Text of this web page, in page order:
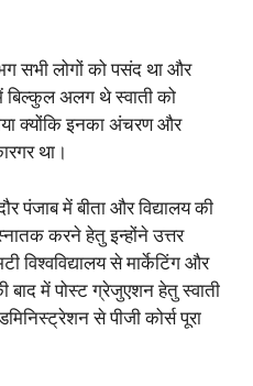
सभी लोगों को पसंद था और
अलग थे स्वाती को
क्योंकि इनका अंचरण और
था।
पंजाब में बीता और विद्यालय की
करने हेतु इन्होंने उत्तर
विश्वविद्यालय से मार्केटिंग और
बाद में पोस्ट ग्रेजुएशन हेतु स्वाती
से पीजी कोर्स पूरा